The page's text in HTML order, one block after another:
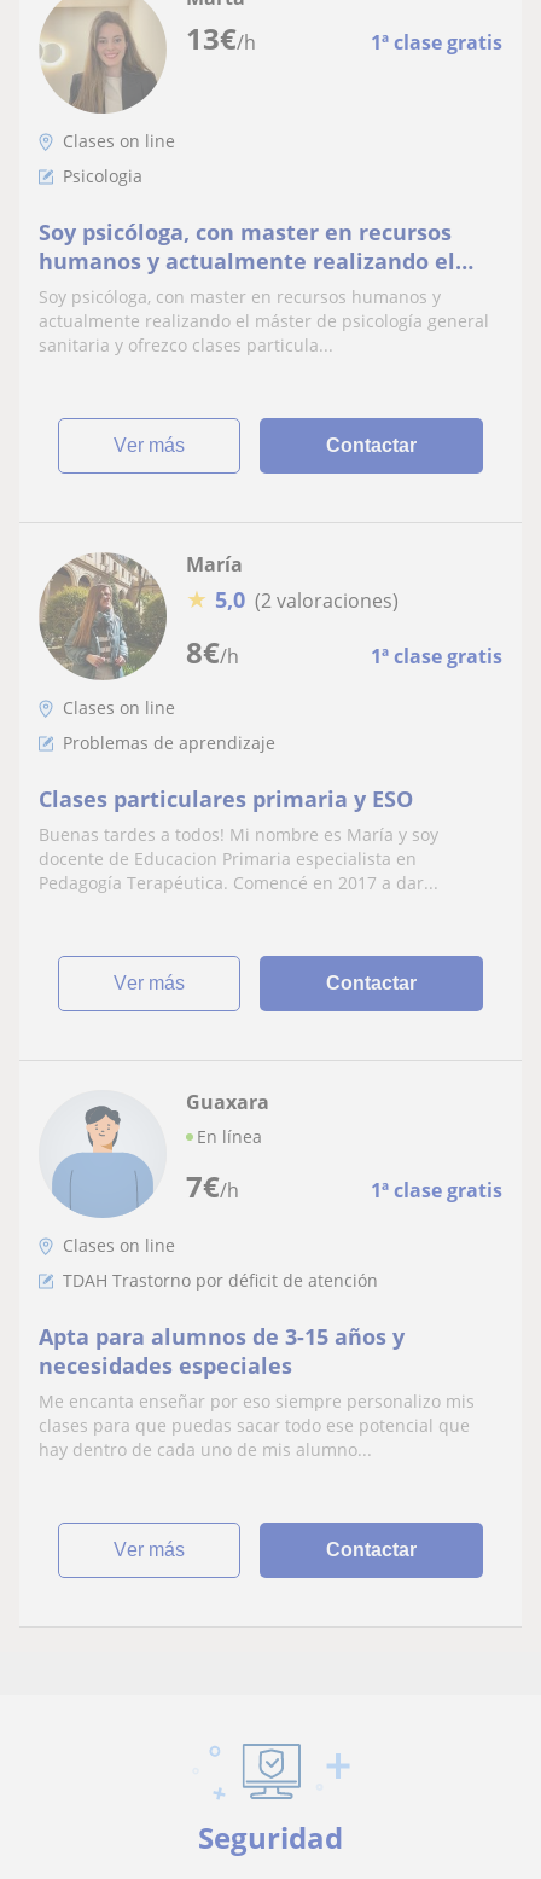
13€/h 1ª clase gratis
Clases on line
Psicologia
Soy psicóloga, con master en recursos
humanos y actualmente realizando el
máster de psicología general sanitaria y
ofrezco clases particulares para dar apoyo
escolar. Me gusta mucho la enseñanza,
Soy psicóloga, con master en recursos humanos y
actualmente realizando el máster de psicología general
sanitaria y ofrezco clases particula...
ver más Contactar
8€/h 1ª clase gratis
María
★ 5,0 (2 valoraciones)
Clases on line
Problemas de aprendizaje
Clases particulares primaria y ESO
Buenas tardes a todos! Mi nombre es María y soy
docente de Educacion Primaria especialista en
Pedagogía Terapéutica. Comencé en 2017 a dar...
ver más Contactar
7€/h 1ª clase gratis
Guaxara
En línea
Clases on line
TDAH Trastorno por déficit de atención
Apta para alumnos de 3-15 años y
necesidades especiales
Me encanta enseñar por eso siempre personalizo mis
clases para que puedas sacar todo ese potencial que
hay dentro de cada uno de mis alumno...
ver más Contactar
Seguridad